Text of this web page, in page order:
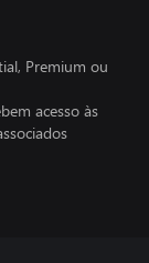
Premium ou
acesso às